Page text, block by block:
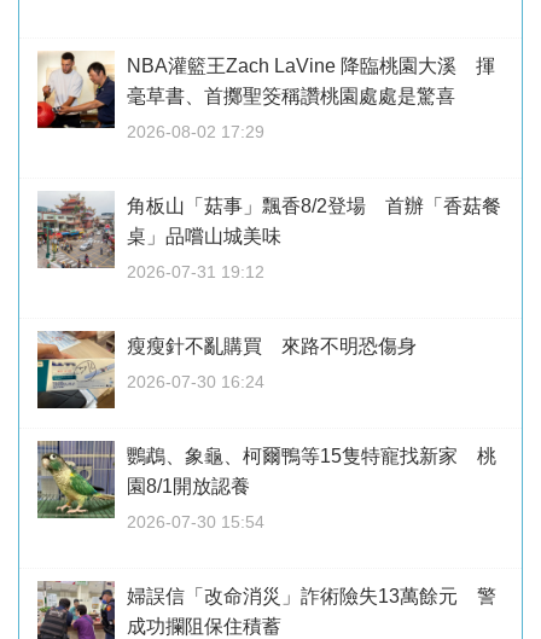
NBA灌籃王Zach LaVine 降臨桃園大溪 揮
毫草書、首擲聖筊稱讚桃園處處是驚喜
2026-08-02 17:29
角板山「菇事」飄香8/2登場 首辦「香菇餐
桌」品嚐山城美味
2026-07-31 19:12
瘦瘦針不亂購買 來路不明恐傷身
2026-07-30 16:24
鸚鵡、象龜、柯爾鴨等15隻特寵找新家 桃
園8/1開放認養
2026-07-30 15:54
婦誤信「改命消災」詐術險失13萬餘元 警
成功攔阻保住積蓄